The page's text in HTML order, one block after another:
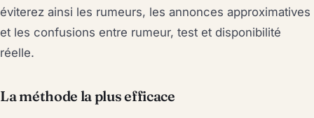
éviterez ainsi les rumeurs, les annonces approximatives
et les confusions entre rumeur, test et disponibilité
réelle.
La méthode la plus efficace